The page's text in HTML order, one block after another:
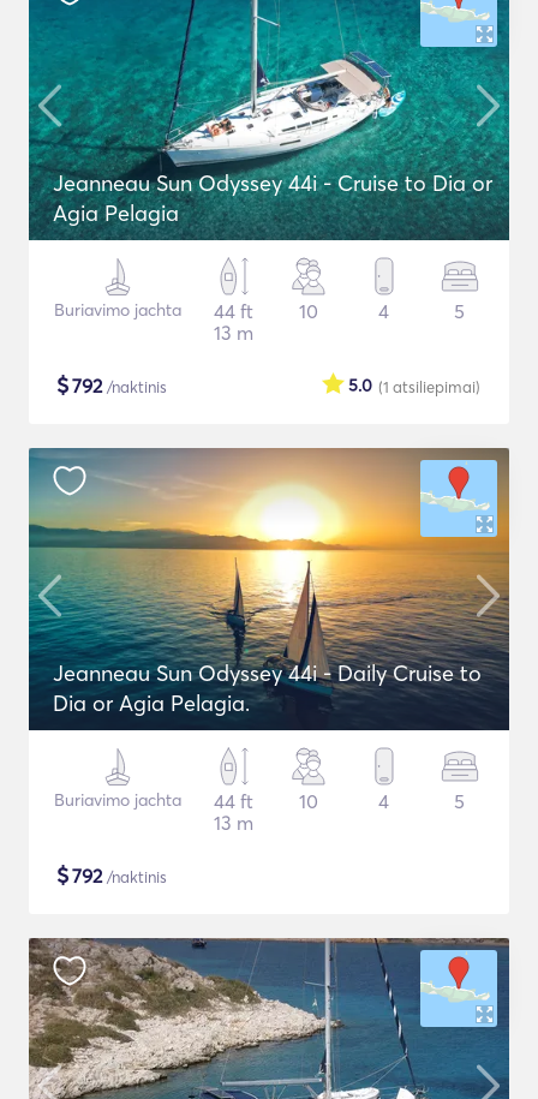
Jeanneau Sun Odyssey 44i - Cruise to Dia or
Agia Pelagia
Buriavimo jachta
44 ft
13 m
10 4 5
$792/naktinis (1 atsiliepimai)
5.0
Jeanneau Sun Odyssey 44i - Daily Cruise to
Dia or Agia Pelagia.
Buriavimo jachta
44 ft
13 m
10 4 5
$792/naktinis